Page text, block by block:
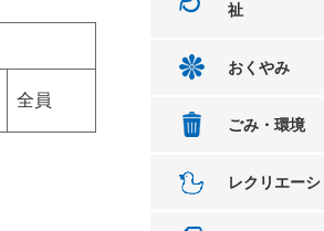
全員
祉
おくやみ
ごみ・環境
レクリエー